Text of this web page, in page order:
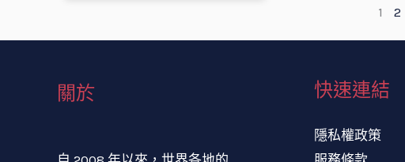
1 2
關於 快速連結
隱私權政策
HI